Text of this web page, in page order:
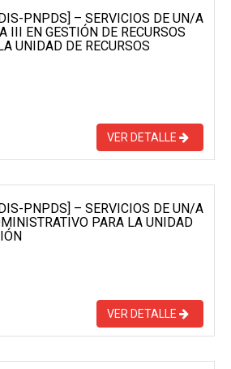
PNPDS] – SERVICIOS DE UN/A
III EN GESTIÓN DE RECURSOS
UNIDAD DE RECURSOS
VER DETALLE
PNPDS] – SERVICIOS DE UN/A
PARA LA UNIDAD
VER DETALLE